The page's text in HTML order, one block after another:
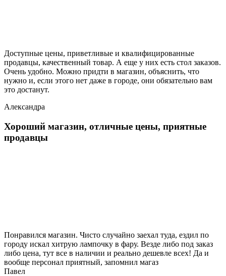
Доступные цены, приветливые и квалифицированные
продавцы, качественный товар. А еще у них есть стол заказов.
Очень удобно. Можно придти в магазин, объяснить, что
нужно и, если этого нет даже в городе, они обязательно вам
это достанут.
Александра
Хороший магазин, отличные цены, приятные
продавцы
Понравился магазин. Чисто случайно заехал туда, ездил по
городу искал хитрую лампочку в фару. Везде либо под заказ
либо цена, тут все в наличии и реально дешевле всех! Да и
вообще персонал приятный, запомнил магаз
Павел